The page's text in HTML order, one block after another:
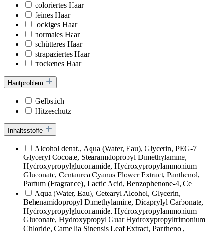
coloriertes Haar
feines Haar
lockiges Haar
normales Haar
schütteres Haar
strapaziertes Haar
trockenes Haar
Hautproblem
Gelbstich
Hitzeschutz
Inhaltsstoffe
Alcohol denat., Aqua (Water, Eau), Glycerin, PEG-7
Glyceryl Cocoate, Stearamidopropyl Dimethylamine,
Hydroxypropylgluconamide, Hydroxypropylammonium
Gluconate, Centaurea Cyanus Flower Extract, Panthenol,
Parfum (Fragrance), Lactic Acid, Benzophenone-4, Ce
Aqua (Water, Eau), Cetearyl Alcohol, Glycerin,
Behenamidopropyl Dimethylamine, Dicaprylyl Carbonate,
Hydroxypropylgluconamide, Hydroxypropylammonium
Gluconate, Hydroxypropyl Guar Hydroxypropyltrimonium
Chloride, Camellia Sinensis Leaf Extract, Panthenol,